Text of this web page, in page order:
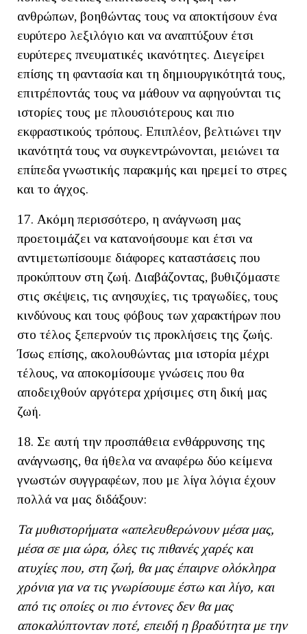
ανθρώπων, βοηθώντας τους να αποκτήσουν ένα
ευρύτερο λεξιλόγιο και να αναπτύξουν έτσι
ευρύτερες πνευματικές ικανότητες. Διεγείρει
επίσης τη φαντασία και τη δημιουργικότητά τους,
επιτρέποντάς τους να μάθουν να αφηγούνται τις
ιστορίες τους με πλουσιότερους και πιο
εκφραστικούς τρόπους. Επιπλέον, βελτιώνει την
ικανότητά τους να συγκεντρώνονται, μειώνει τα
επίπεδα γνωστικής παρακμής και ηρεμεί το στρες
και το άγχος.
17. Ακόμη περισσότερο, η ανάγνωση μας
προετοιμάζει να κατανοήσουμε και έτσι να
αντιμετωπίσουμε διάφορες καταστάσεις που
προκύπτουν στη ζωή. Διαβάζοντας, βυθιζόμαστε
στις σκέψεις, τις ανησυχίες, τις τραγωδίες, τους
κινδύνους και τους φόβους των χαρακτήρων που
στο τέλος ξεπερνούν τις προκλήσεις της ζωής.
Ίσως επίσης, ακολουθώντας μια ιστορία μέχρι
τέλους, να αποκομίσουμε γνώσεις που θα
αποδειχθούν αργότερα χρήσιμες στη δική μας
ζωή.
18. Σε αυτή την προσπάθεια ενθάρρυνσης της
ανάγνωσης, θα ήθελα να αναφέρω δύο κείμενα
γνωστών συγγραφέων, που με λίγα λόγια έχουν
πολλά να μας διδάξουν:
Τα μυθιστορήματα «απελευθερώνουν μέσα μας,
μέσα σε μια ώρα, όλες τις πιθανές χαρές και
ατυχίες που, στη ζωή, θα μας έπαιρνε ολόκληρα
χρόνια για να τις γνωρίσουμε έστω και λίγο, και
από τις οποίες οι πιο έντονες δεν θα μας
αποκαλύπτονταν ποτέ, επειδή η βραδύτητα με την